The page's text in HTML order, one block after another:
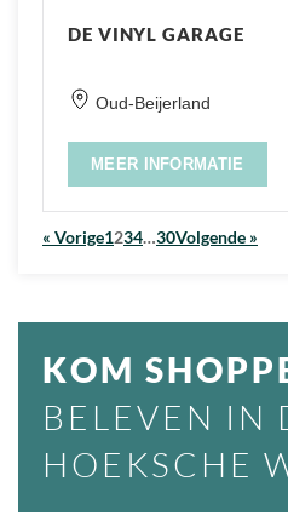
DE VINYL GARAGE
Oud-Beijerland
MEER INFORMATIE
« Vorige1234…30Volgende »
KOM
BELEVEN IN
HOEKSCHE